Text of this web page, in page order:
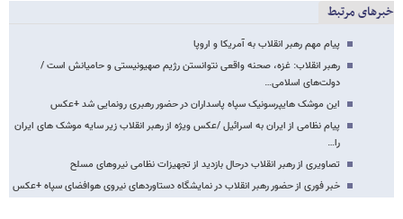
خبرهای مرتبط
پیام مهم رهبر انقلاب به آمریکا و اروپا
رهبر انقلاب: غزه، صحنه واقعی نتوانستن رژیم صهیونیستی و حامیانش است /
دولت‌های اسلامی…
این موشک هایپرسونیک سپاه پاسداران در حضور رهبری رونمایی شد +عکس
پیام نظامی از ایران به اسرائیل /عکس ویژه از رهبر انقلاب زیر سایه موشک های ایران
را…
تصاویری از رهبر انقلاب درحال بازدید از تجهیزات نظامی نیروهای مسلح
خبر فوری از حضور رهبر انقلاب در نمایشگاه دستاوردهای نیروی هوافضای سپاه +عکس